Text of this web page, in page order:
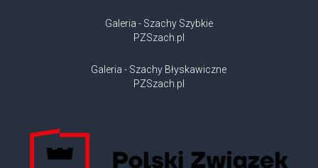
Galeria - Szachy Szybkie
PZSzach.pl
Galeria - Szachy Błyskawiczne
PZSzach.pl